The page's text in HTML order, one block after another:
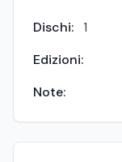
Dischi: 1
Edizioni:
Note: